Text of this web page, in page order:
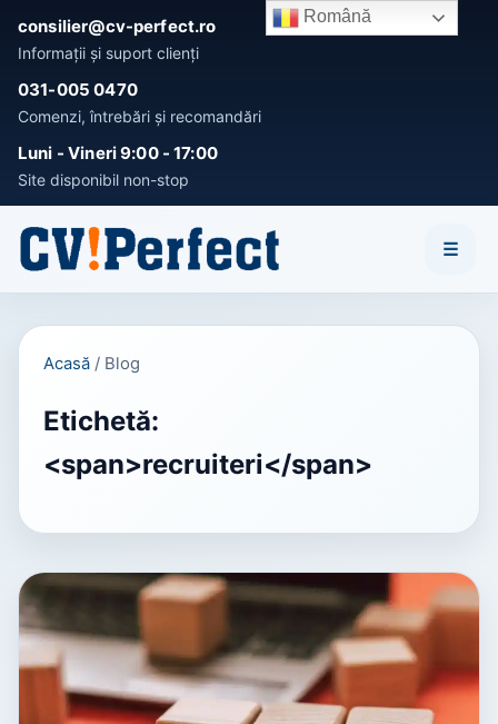
consilier@cv-perfect.ro
Informații și suport clienți
031-005 0470
Comenzi, întrebări și recomandări
Luni - Vineri 9:00 - 17:00
Site disponibil non-stop
☰
Acasă / Blog
Etichetă:
<span>recruiteri</span>
Română
Activează notificările
Fii primul care afla noutatile si OFERTELE speciale!